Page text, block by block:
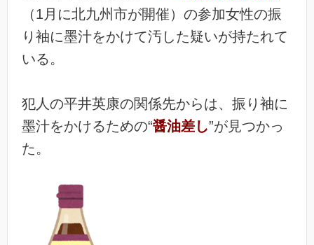
（1月に北九州市が開催）の参加女性の振
り袖に墨汁をかけて汚した疑いが持たれて
いる。
犯人の平井英康の関係先からは、振り袖に
墨汁をかけるための“醤油差し”が見つかっ
た。